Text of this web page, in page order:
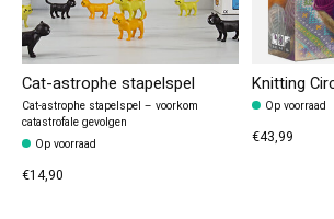
Cat-astrophe stapelspel
Cat-astrophe stapelspel – voorkom
catastrofale gevolgen
Op voorraad
€14,90
Knitting
Op voorraad
€43,99